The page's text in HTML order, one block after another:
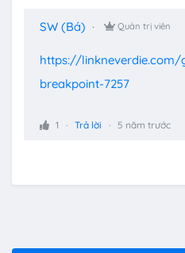
SW (Bá) Quản trị viên
https://
breakpoint-7257
1 Trả lời 5 năm trước